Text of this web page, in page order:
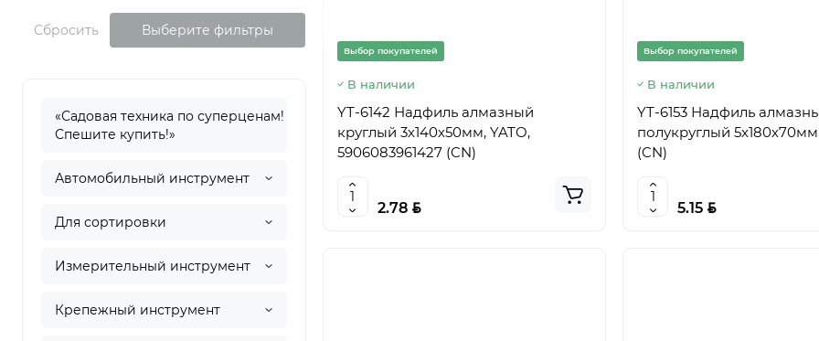
Сбросить Выберите фильтры
«Садовая техника по суперценам!
Спешите купить!»
Автомобильный инструмент
Для сортировки
Измерительный инструмент
Крепежный инструмент
Выбор покупателей
В наличии
YT-6142 Надфиль алмазный
круглый 3х140х50мм, YATO,
5906083961427 (CN)
2.78 BYN
Выбор покупателей
В наличии
YT-6153 Надфиль
полукруглый
(CN)
5.15 BYN